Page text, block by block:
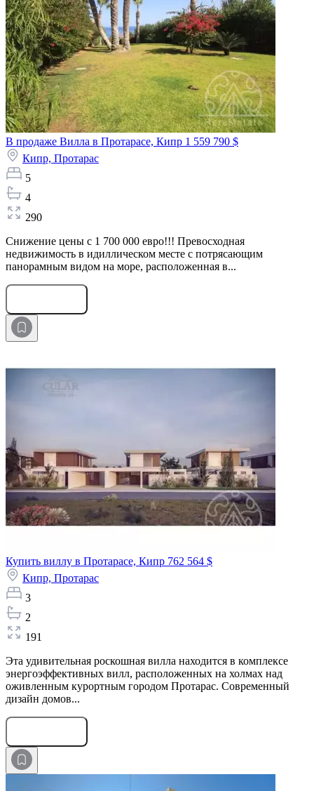
В продаже Вилла в Протарасе, Кипр 1 559 790 $
Кипр, Протарас
5
4
290
Снижение цены с 1 700 000 евро!!! Превосходная
недвижимость в идиллическом месте с потрясающим
панорамным видом на море, расположенная в...
Купить виллу в Протарасе, Кипр 762 564 $
Кипр, Протарас
3
2
191
Эта удивительная роскошная вилла находится в комплексе
энергоэффективных вилл, расположенных на холмах над
оживленным курортным городом Протарас. Современный
дизайн домов...